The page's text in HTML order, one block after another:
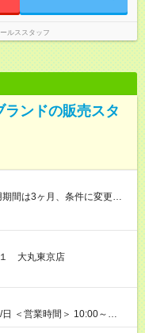
ルススタッフ
ンドの販売スタ
間は3ヶ月、条件に変更はあ
。
１ 大丸東京店
＜営業時間＞ 10:00～